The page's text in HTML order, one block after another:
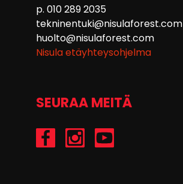
p. 010 289 2035
tekninentuki@nisulaforest.com
huolto@nisulaforest.com
Nisula etäyhteysohjelma
SEURAA MEITÄ
/Nisulaforest@nisulaforest